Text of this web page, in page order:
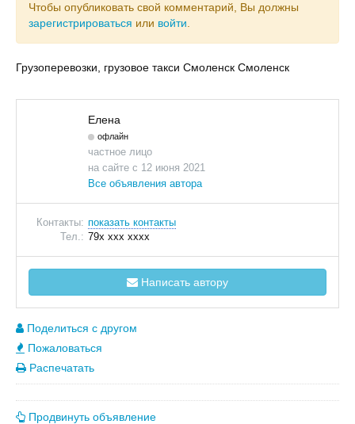
Чтобы опубликовать свой комментарий, Вы должны
зарегистрироваться или войти
Грузоперевозки, грузовое такси Смоленск Смоленск
Елена
офлайн
частное лицо
на сайте с 12 июня 2021
Все объявления автора
Контакты: показать контакты
Тел.: 79x xxx xxxx
Написать автору
Поделиться с другом
Пожаловаться
Распечатать
Продвинуть объявление